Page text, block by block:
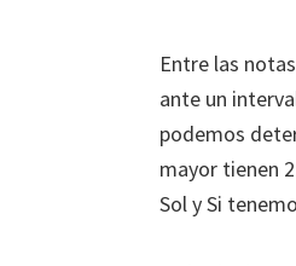
Entre las
ante un
podemos
mayor tienen
Sol y Si